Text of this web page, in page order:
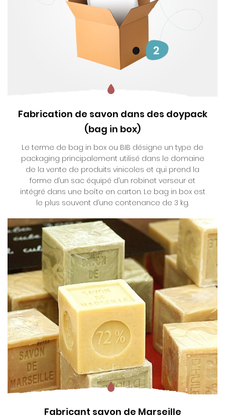
Fabrication de savon dans des doypack
(bag in box)
Le terme de bag in box ou BIB désigne un type de
packaging principalement utilisé dans le domaine
de la vente de produits vinicoles et qui prend la
forme d’un sac équipé d’un robinet verseur et
intégré dans une boîte en carton. Le bag in box est
le plus souvent d’une contenance de 3 kg.
Fabricant savon de Marseille